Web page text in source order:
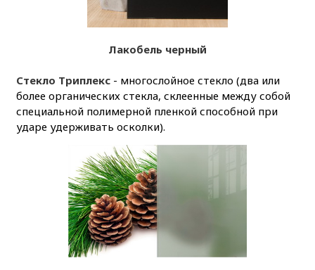
Лакобель черный
Стекло Триплекс- многослойное стекло (два или
более органических стекла, склеенные между собой
специальной полимерной пленкой способной при
ударе удерживать осколки).